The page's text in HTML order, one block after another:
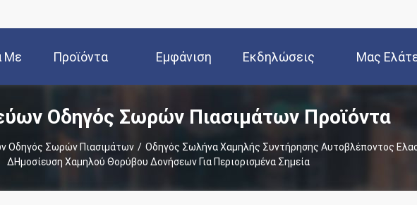
Με Προϊόντα Εμφάνιση
VR
Εκδηλώσεις Μας
Επαφή
Οδηγός Σωρών Πιασιμάτων Προϊόντα
Οδηγός Σωρών Πιασιμάτων / Οδηγός Σωλήνα Χαμηλής Συντήρησης Αυτοβλέποντος
∆ημοσίευση Χαμηλού Θορύβου Δονήσεων Για Περιορισμένα Σημεία